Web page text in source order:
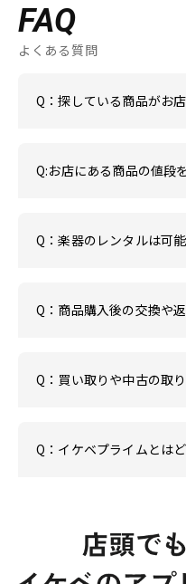
FAQ
よくある質問
Q：探している商品がお
Q:お店にある商品の値段
Q：楽器のレンタルは可
Q：商品購入後の交換や
Q：買い取りや中古の取
Q：イケベプライムとは